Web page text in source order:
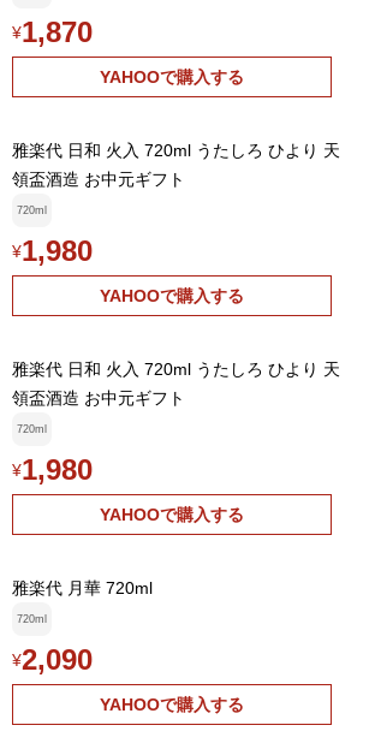
¥1,870
YAHOOで購入する
雅楽代 日和 火入 720ml うたしろ ひより 天
領盃酒造 お中元ギフト
720ml
¥1,980
YAHOOで購入する
雅楽代 日和 火入 720ml うたしろ ひより 天
領盃酒造 お中元ギフト
720ml
¥1,980
YAHOOで購入する
雅楽代 月華 720ml
720ml
¥2,090
YAHOOで購入する